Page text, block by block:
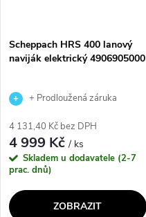
Scheppach HRS 400 lanový
naviják elektrický 4906905000
+ Prodloužená záruka
4 131,40 Kč bez DPH
4 999 Kč/ ks
Skladem u dodavatele (2-7
prac. dnů)
ZOBRAZIT